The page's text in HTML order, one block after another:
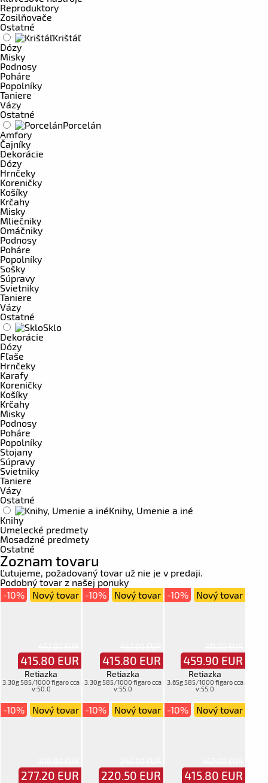
Reproduktory
Zosilňovače
Ostatné
Krištáľ
Dózy
Misky
Podnosy
Poháre
Popolníky
Taniere
Vázy
Ostatné
Porcelán
Amfory
Čajníky
Dekorácie
Dózy
Hrnčeky
Koreničky
Košíky
Krčahy
Misky
Mliečniky
Omáčniky
Podnosy
Poháre
Popolníky
Sošky
Súpravy
Svietniky
Taniere
Vázy
Ostatné
Sklo
Dekorácie
Dózy
Fľaše
Hrnčeky
Karafy
Koreničky
Košíky
Krčahy
Misky
Podnosy
Poháre
Popolníky
Stojany
Súpravy
Svietniky
Taniere
Vázy
Ostatné
Knihy, Umenie a iné
Knihy
Umelecké predmety
Mosadzné predmety
Ostatné
Zoznam tovaru
Ľutujeme, požadovaný tovar už nie je v predaji.
Podobný tovar z našej ponuky
-10%
415.80 EUR
Nový tovar
Retiazka
3.30g 585/1000 figaro cca
v:50.0
-10%
415.80 EUR
Nový tovar
Retiazka
3.30g 585/1000 figaro cca
v:55.0
-10%
459.90 EUR
Nový tovar
Retiazka
3.65g 585/1000 figaro cca
v:55.0
-10%
277.20 EUR
Nový tovar -10%
220.50 EUR
Nový tovar -10%
415.80 EUR
Nový tovar